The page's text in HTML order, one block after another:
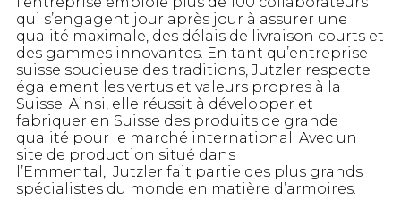
qui s’engagent jour après jour à assurer une
qualité maximale, des délais de livraison courts et
des gammes innovantes. En tant qu’entreprise
suisse soucieuse des traditions, Jutzler respecte
également les vertus et valeurs propres à la
Suisse. Ainsi, elle réussit à développer et
fabriquer en Suisse des produits de grande
qualité pour le marché international. Avec un
site de production situé dans
l’Emmental, Jutzler fait partie des plus grands
spécialistes du monde en matière d’armoires.